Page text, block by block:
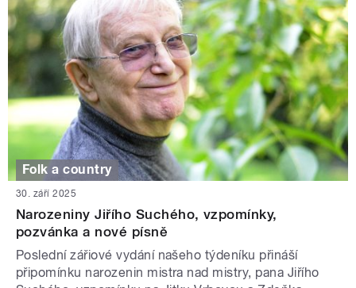
Folk a country
30. září 2025
Narozeniny Jiřího Suchého, vzpomínky,
pozvánka a nové písně
Poslední zářiové vydání našeho týdeníku přináší
připomínku narozenin mistra nad mistry, pana Jiřího